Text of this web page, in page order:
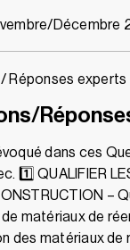
Décembre
Réponses experts
dans ces
1️⃣ QUALIFIER
–
de matériaux de
des matériaux de